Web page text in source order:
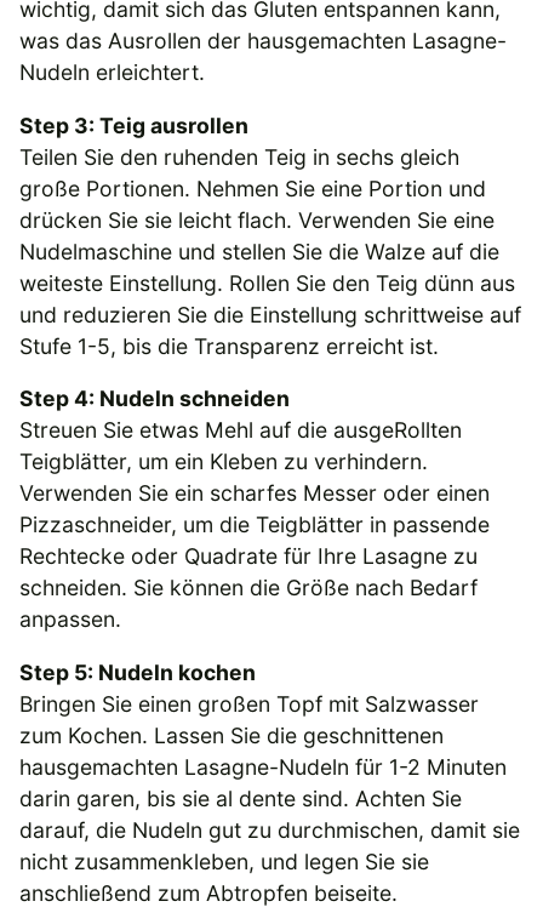
wichtig, damit sich das Gluten entspannen kann,
was das Ausrollen der hausgemachten Lasagne-
Nudeln erleichtert.
Step 3: Teig ausrollen
Teilen Sie den ruhenden Teig in sechs gleich
große Portionen. Nehmen Sie eine Portion und
drücken Sie sie leicht flach. Verwenden Sie eine
Nudelmaschine und stellen Sie die Walze auf die
weiteste Einstellung. Rollen Sie den Teig dünn aus
und reduzieren Sie die Einstellung schrittweise auf
Stufe 1-5, bis die Transparenz erreicht ist.
Step 4: Nudeln schneiden
Streuen Sie etwas Mehl auf die ausgeRollten
Teigblätter, um ein Kleben zu verhindern.
Verwenden Sie ein scharfes Messer oder einen
Pizzaschneider, um die Teigblätter in passende
Rechtecke oder Quadrate für Ihre Lasagne zu
schneiden. Sie können die Größe nach Bedarf
anpassen.
Step 5: Nudeln kochen
Bringen Sie einen großen Topf mit Salzwasser
zum Kochen. Lassen Sie die geschnittenen
hausgemachten Lasagne-Nudeln für 1-2 Minuten
darin garen, bis sie al dente sind. Achten Sie
darauf, die Nudeln gut zu durchmischen, damit sie
nicht zusammenkleben, und legen Sie sie
anschließend zum Abtropfen beiseite.